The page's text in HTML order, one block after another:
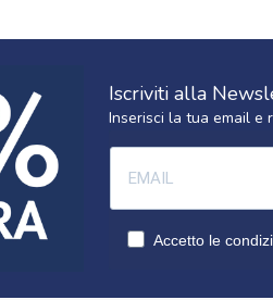
Iscriviti alla
Inserisci la tua email e
Accetto le